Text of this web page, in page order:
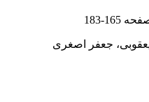
165-183
جعفر اصغری